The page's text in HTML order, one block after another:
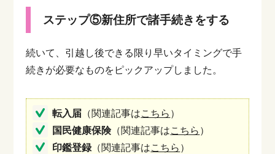
ステップ⑤新住所で諸手続きをする
続いて、引越し後できる限り早いタイミングで手
続きが必要なものをピックアップしました。
転入届 （関連記事はこちら ）
国民健康保険（関連記事はこちら ）
印鑑登録（関連記事はこちら ）